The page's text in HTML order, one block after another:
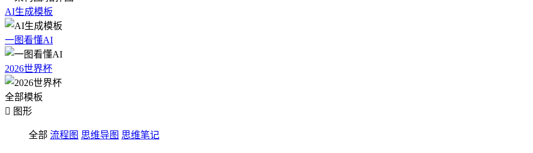
AI生成模板
一图看懂AI
2026世界杯
全部模板
 图形
全部 流程图 思维导图 思维笔记